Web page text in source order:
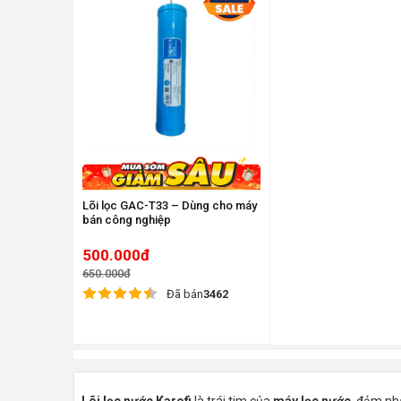
Lõi lọc GAC-T33 – Dùng cho máy
bán công nghiệp
500.000đ
650.000đ
Đã bán3462